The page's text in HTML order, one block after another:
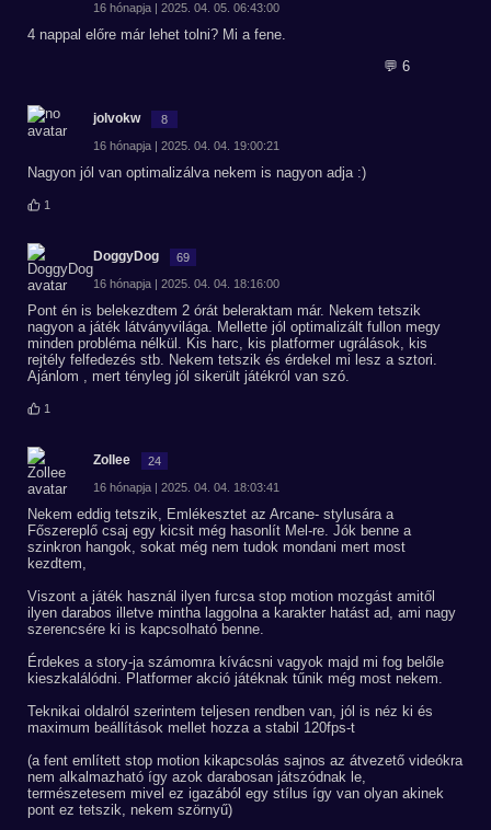
16 hónapja | 2025. 04. 05. 06:43:00
4 nappal előre már lehet tolni? Mi a fene.
💬 6
jolvokw 8
16 hónapja | 2025. 04. 04. 19:00:21
Nagyon jól van optimalizálva nekem is nagyon adja :)
1
DoggyDog 69
16 hónapja | 2025. 04. 04. 18:16:00
Pont én is belekezdtem 2 órát beleraktam már. Nekem tetszik
nagyon a játék látványvilága. Mellette jól optimalizált fullon megy
minden probléma nélkül. Kis harc, kis platformer ugrálások, kis
rejtély felfedezés stb. Nekem tetszik és érdekel mi lesz a sztori.
Ajánlom , mert tényleg jól sikerült játékról van szó.
1
Zollee 24
16 hónapja | 2025. 04. 04. 18:03:41
Nekem eddig tetszik, Emlékesztet az Arcane- stylusára a
Főszereplő csaj egy kicsit még hasonlít Mel-re. Jók benne a
szinkron hangok, sokat még nem tudok mondani mert most
kezdtem,
Viszont a játék használ ilyen furcsa stop motion mozgást amitől
ilyen darabos illetve mintha laggolna a karakter hatást ad, ami nagy
szerencsére ki is kapcsolható benne.
Érdekes a story-ja számomra kívácsni vagyok majd mi fog belőle
kieszkalálódni. Platformer akció játéknak tűnik még most nekem.
Teknikai oldalról szerintem teljesen rendben van, jól is néz ki és
maximum beállítások mellet hozza a stabil 120fps-t
(a fent említett stop motion kikapcsolás sajnos az átvezető videókra
nem alkalmazható így azok darabosan játszódnak le,
természetesem mivel ez igazából egy stílus így van olyan akinek
pont ez tetszik, nekem szörnyű)